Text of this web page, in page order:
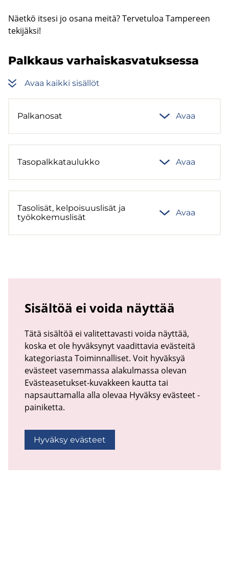
Näet­kö it­se­si jo osana meitä? Ter­ve­tu­loa Tam­pe­reen
te­ki­jäk­si!
Palk­kaus var­hais­kas­va­tuk­ses­sa
Avaa kaik­ki si­säl­löt
Pal­kan­osat Avaa
Ta­so­palk­ka­tau­luk­ko Avaa
Ta­so­li­sät, kel­poi­suus­li­sät ja
työ­ko­ke­mus­li­sät
Avaa
Sisältöä ei voida näyttää
Tätä sisältöä ei valitettavasti voida näyttää,
koska et ole hyväksynyt vaadittavia evästeitä
kategoriasta Toiminnalliset. Voit hyväksyä
evästeet vasemmassa alakulmassa olevan
Evästeasetukset-kuvakkeen kautta tai
napsauttamalla alla olevaa Hyväksy evästeet -
painiketta.
Hyväksy evästeet